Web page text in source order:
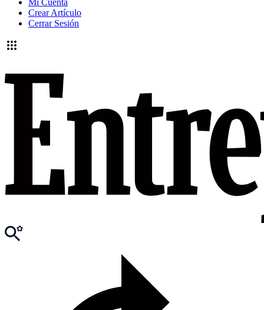
Mi Cuenta
Crear Artículo
Cerrar Sesión